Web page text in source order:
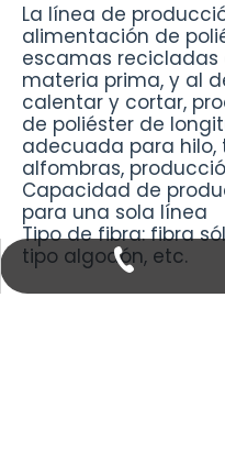
La línea de
alimentación de
escamas recicladas
materia prima, y ​​al
calentar y cortar,
de poliéster de
adecuada para hilo,
alfombras,
Capacidad de
para una sola línea
Tipo de fibra: fibra
tipo algodón, etc.0086-